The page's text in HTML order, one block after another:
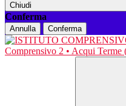
Chiudi
Conferma
Annulla Conferma
Comprensivo 2 • Acqui